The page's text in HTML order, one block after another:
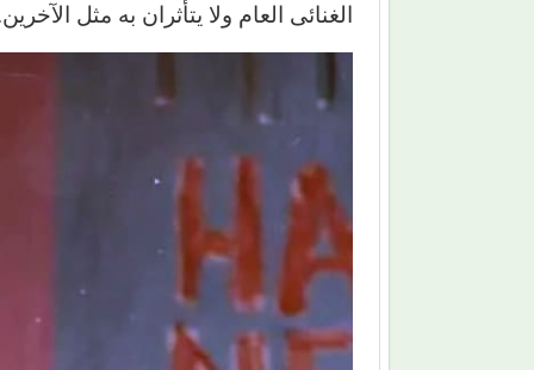
الغنائى العام ولا يتأثران به مثل